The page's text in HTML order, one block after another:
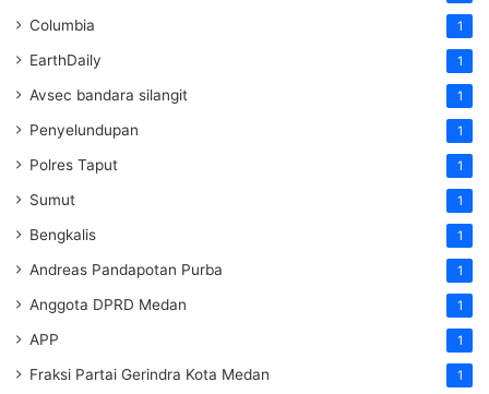
Columbia 1
EarthDaily 1
Avsec bandara silangit 1
Penyelundupan 1
Polres Taput 1
Sumut 1
Bengkalis 1
Andreas Pandapotan Purba 1
Anggota DPRD Medan 1
APP 1
Fraksi Partai Gerindra Kota Medan 1